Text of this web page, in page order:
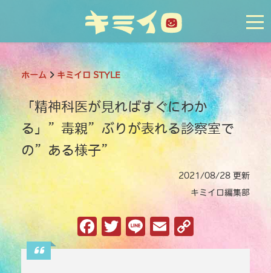
ホーム キミイロ STYLE
「精神科医が見ればすぐにわか
る」”毒親”ぶりが表れる診察室で
の”ある様子”
2021/08/28 更新
キミイロ編集部
F
a
T
w
Li
n
E
m o